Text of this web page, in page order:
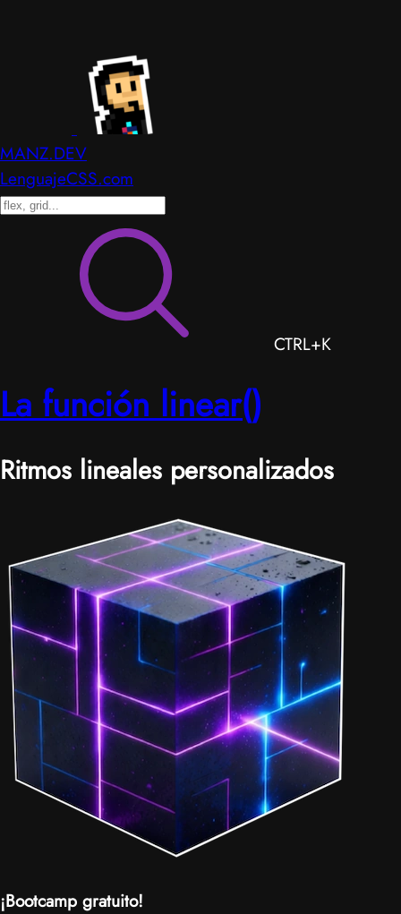
MANZ.DEV
LenguajeCSS.com
CTRL+K
La función linear()
Ritmos lineales personalizados
¡Bootcamp gratuito!